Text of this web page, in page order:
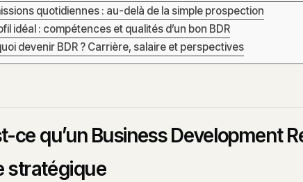
quotidiennes : au-delà de la simple prospection
idéal : compétences et qualités d’un bon BDR
devenir BDR ? Carrière, salaire et perspectives
ce qu’un Business Development
stratégique